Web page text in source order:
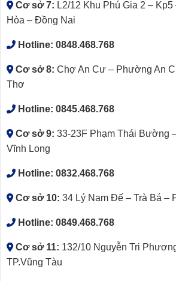
Cơ sở 7: L2/12 Khu Phú Gia 2 –
Hòa – Đồng Nai
Hotline: 0848.468.768
Cơ sở 8: Chợ An Cư – Phường An
Thơ
Hotline: 0845.468.768
Cơ sở 9: 33-23F Phạm Thái Bường
Vĩnh Long
Hotline: 0832.468.768
Cơ sở 10: 34 Lý Nam Đế – Trà Bá –
Hotline: 0849.468.768
Cơ sở 11: 132/10 Nguyễn Tri
TP.Vũng Tàu